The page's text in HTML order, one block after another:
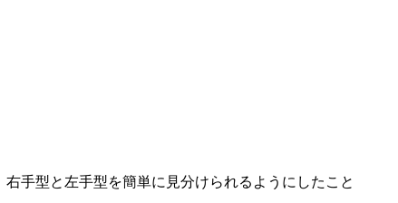
手型と左手型を簡単に見分けられるようにしたこと